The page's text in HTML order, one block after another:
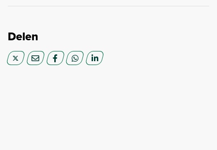
Delen